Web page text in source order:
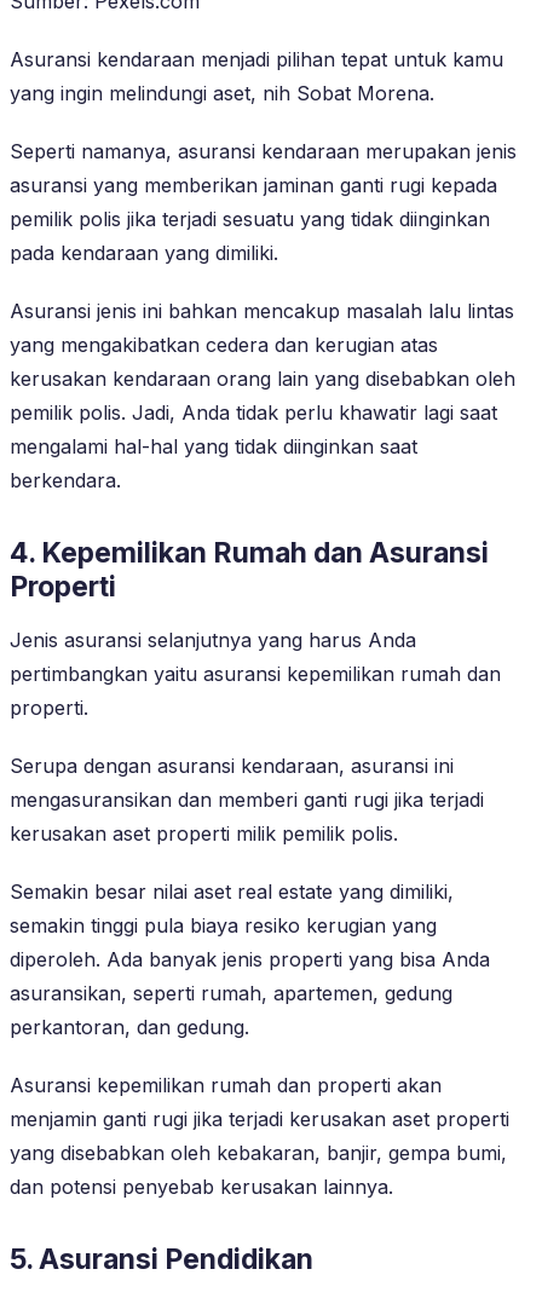
Asuransi kendaraan menjadi pilihan tepat untuk kamu
yang ingin melindungi aset, nih Sobat Morena.
Seperti namanya, asuransi kendaraan merupakan jenis
asuransi yang memberikan jaminan ganti rugi kepada
pemilik polis jika terjadi sesuatu yang tidak diinginkan
pada kendaraan yang dimiliki.
Asuransi jenis ini bahkan mencakup masalah lalu lintas
yang mengakibatkan cedera dan kerugian atas
kerusakan kendaraan orang lain yang disebabkan oleh
pemilik polis. Jadi, Anda tidak perlu khawatir lagi saat
mengalami hal-hal yang tidak diinginkan saat
berkendara.
4. Kepemilikan Rumah dan Asuransi
Properti
Jenis asuransi selanjutnya yang harus Anda
pertimbangkan yaitu asuransi kepemilikan rumah dan
properti.
Serupa dengan asuransi kendaraan, asuransi ini
mengasuransikan dan memberi ganti rugi jika terjadi
kerusakan aset properti milik pemilik polis.
Semakin besar nilai aset real estate yang dimiliki,
semakin tinggi pula biaya resiko kerugian yang
diperoleh. Ada banyak jenis properti yang bisa Anda
asuransikan, seperti rumah, apartemen, gedung
perkantoran, dan gedung.
Asuransi kepemilikan rumah dan properti akan
menjamin ganti rugi jika terjadi kerusakan aset properti
yang disebabkan oleh kebakaran, banjir, gempa bumi,
dan potensi penyebab kerusakan lainnya.
5. Asuransi Pendidikan